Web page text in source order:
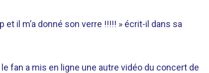
il m’a donné son verre !!!!! » écrit-il dans sa
fan a mis en ligne une autre vidéo du concert de